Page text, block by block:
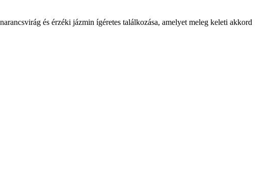
és érzéki jázmin ígéretes találkozása, amelyet meleg keleti akkord